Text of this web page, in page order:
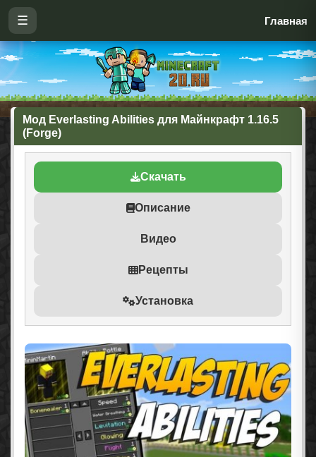
☰ Главная
Мод Everlasting Abilities для Майнкрафт 1.16.5
(Forge)
Скачать
Описание
Видео
Рецепты
Установка